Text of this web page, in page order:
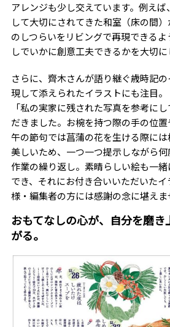
アレンジも少し交えています。例え
して大切にされてきた和室（床の間
のしつらいをリビングで再現できる
しでいかに創意工夫できるかを大切に
さらに、齊木さんが語り継ぐ歳時記
現して添えられたイラストにも注目。
「私の実家に残された写真を参考に
だきました。お椀を持つ際の手の位
午の節句では菖蒲の花を生ける際に
美しいため、一つ一つ提示しながら
作業の繰り返し。素晴らしい絵も一
でき、それにお付き合いいただいた
様・編集者の方には感謝の念に堪えま
おもてなしの心が、自分を磨
がる。